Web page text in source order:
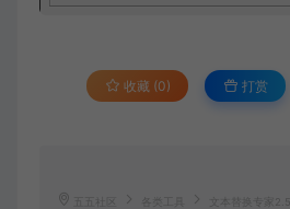
收藏 (0) 打赏
五五社区 各类工具
文本替换专家2.5